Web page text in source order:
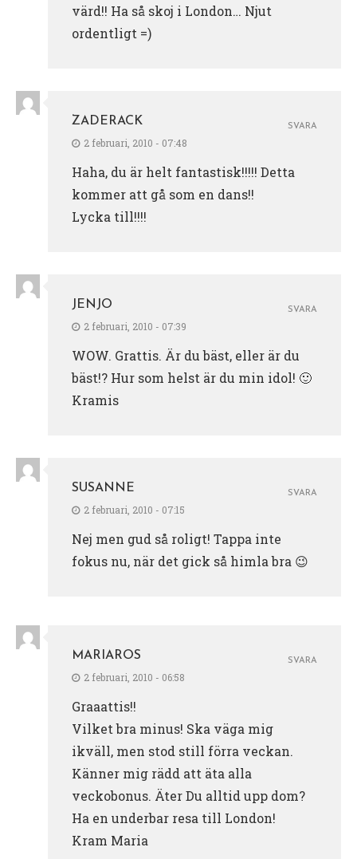
värd!! Ha så skoj i London… Njut
ordentligt =)
ZADERACK
2 februari, 2010 - 07:48
Haha, du är helt fantastisk!!!!! Detta
kommer att gå som en dans!!
Lycka till!!!!
SVARA
JENJO
2 februari, 2010 - 07:39
WOW. Grattis. Är du bäst, eller är du
bäst!? Hur som helst är du min idol! 🙂
Kramis
SVARA
SUSANNE
2 februari, 2010 - 07:15
Nej men gud så roligt! Tappa inte
fokus nu, när det gick så himla bra 😉
SVARA
MARIAROS
2 februari, 2010 - 06:58
Graaattis!!
Vilket bra minus! Ska väga mig
ikväll, men stod still förra veckan.
Känner mig rädd att äta alla
veckobonus. Äter Du alltid upp dom?
Ha en underbar resa till London!
Kram Maria
SVARA